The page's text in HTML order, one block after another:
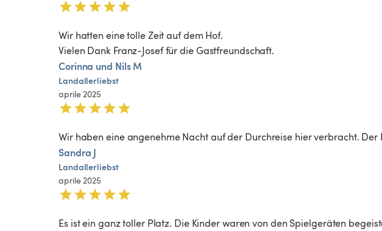
Wir hatten eine tolle Zeit auf dem Hof.
Vielen Dank Franz-Josef für die Gastfreundschaft.
Corinna und Nils M
Landallerliebst
aprile 2025
Wir haben eine angenehme Nacht auf der Durchreise hier verbracht. Der
Sandra J
Landallerliebst
aprile 2025
Es ist ein ganz toller Platz. Die Kinder waren von den Spielgeräten